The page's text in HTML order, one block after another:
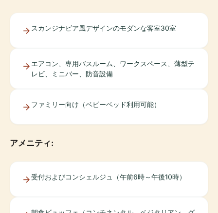
スカンジナビア風デザインのモダンな客室30室
エアコン、専用バスルーム、ワークスペース、薄型テ
レビ、ミニバー、防音設備
ファミリー向け（ベビーベッド利用可能）
アメニティ:
受付およびコンシェルジュ（午前6時～午後10時）